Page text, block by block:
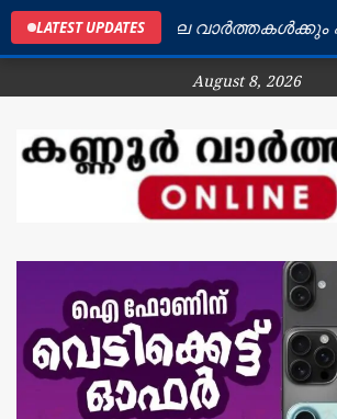
LATEST UPDATES
ജില്ലയിലെ വാർത്തകൾക്കും
August 8, 2026